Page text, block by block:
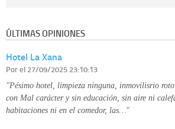
Derechos:tiene derecho a saber qué información
disponible en nuestra página web.
Información complementaria:
ÚLTIMAS OPINIONES
Hotel La Xana
Porel 27/09/2025 23:10:13
"Pésimo hotel, limpieza ninguna, inmovilisrio
con Mal carácter y sin educación, sin aire ni
habitaciones ni en el comedor, las…"